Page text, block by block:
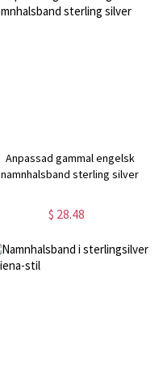
Anpassad gammal engelsk
namnhalsband sterling silver
$ 28.48